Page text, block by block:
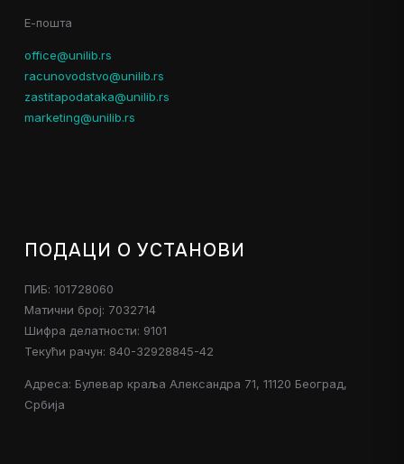
Е-пошта
office@unilib.rs
racunovodstvo@unilib.rs
zastitapodataka@unilib.rs
marketing@unilib.rs
ПОДАЦИ О УСТАНОВИ
ПИБ: 101728060
Матични број: 7032714
Шифра делатности: 9101
Текући рачун: 840-32928845-42
Адреса: Булевар краља Александра 71, 11120 Београд,
Србија